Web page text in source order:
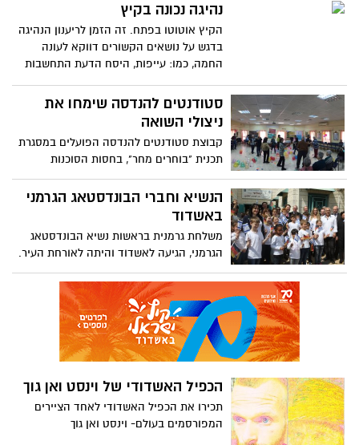
הרבעים, אנשי המוקד העירוני ומחלקות
הפיקוח – כולם מטים שכם לעבודה מאומצת
וקוראים לציבור לשיתוף פעולה כמו אשתקד.
רק יחד נוכל לעמוד באתגר
נהיגה נכונה בקיץ
הקיץ אוטוטו בפתח. זה הזמן לריענון הנהיגה
בדגש על נושאים הקשורים דווקא לעונה
החמה, כמו: עייפות, היסח הדעת התחשבות
עיריית אשדוד, העביר הדרכה וריענון לציבור
עובדי העירייה והוציא הנחיות לנהיגת קיץ.
כדאי גם לציבור לקרוא ולהפנים. אחרי הכל
מדובר בחיים של כולנו
סטודנטים להנדסה שימחו את
ניצולי השואה
קבוצת סטודנטים להנדסה הפועלים במסגרת
תכנית "בוחרים מחר", בחסות הסוכנות
היהודית ומכללת סמי שמעון, פועלת באשדוד
לרווחת כ-4000 ניצולי שואה באשדוד. בפורים
האחרון קיימו חברי הקבוצה יום משמח
הנשיא וחברי הבונדסטאג הגרמני
באשדוד
משלחת גרמנית בראשות נשיא הבונדסטאג
הגרמני, הגיעה לאשדוד והיתה לאורחת העיר.
המשלחת באה ללמוד על הניסיון האשדודי
בנושא עליה וקליטה. ראש העיר קידם את
פניהם ונתן סקירה היסטורית על אשדוד.
בבית ספר גאולים זכתה המשלחת לחזות
בקליטת עולים הלכה למעשה והגיבו בהרבה
מאוד הערכה. כבוד לעיר על שנבחרה לארח
בקליטת עליה
הכפיל האשדודי של וינסט ואן גוך
תכירו את הכפיל האשדודי לאחד הציירים
המפורסמים בעולם- וינסט ואן גוך